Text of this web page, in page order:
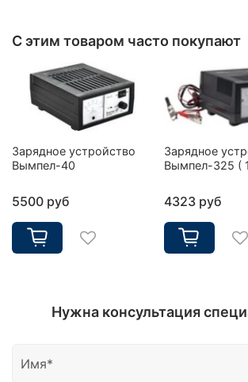
С этим товаром часто покупают
Зарядное устройство
Вымпел-40
5500 руб
Зарядное
Вымпел-325 (
4323 руб
Нужна консультация